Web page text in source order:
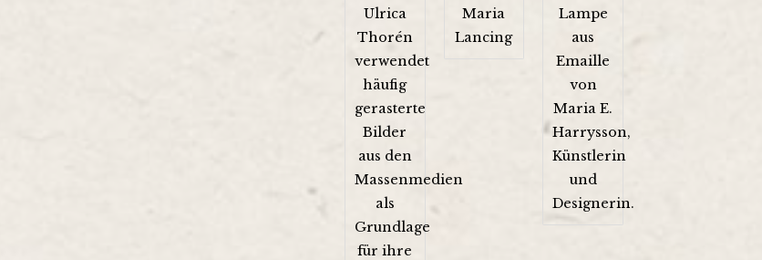
Ulrica
Thorén
verwendet
häufig
gerasterte
Bilder
aus den
Massenmedien
als
Grundlage
für ihre
Maria
Lancing
Lampe
aus
Emaille
von
Maria E.
Harrysson,
Künstlerin
und
Designerin.